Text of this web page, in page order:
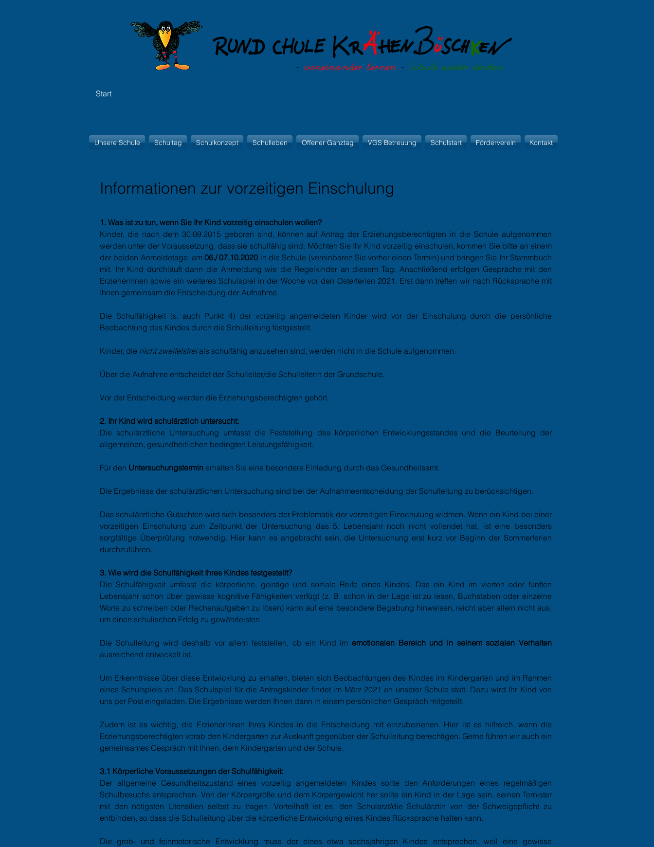
Start
Unsere Schule Schultag Schulkonzept Schulleben Offener Ganztag VGS Betreuung Schulstart Förderverein Kontakt
Informationen zur vorzeitigen Einschulung
1. Was ist zu tun, wenn Sie Ihr Kind vorzeitig einschulen wollen?
Kinder, die nach dem 30.09.2015 geboren sind, können auf Antrag der Erziehungsberechtigten in die Schule aufgenommen
werden unter der Voraussetzung, dass sie schulfähig sind. Möchten Sie Ihr Kind vorzeitig einschulen, kommen Sie bitte an einem
der beiden Anmeldetage, am06./ 07.10.2020 in die Schule (vereinbaren Sie vorher einen Termin) und bringen Sie Ihr Stammbuch
mit. Ihr Kind durchläuft dann die Anmeldung wie die Regelkinder an diesem Tag. Anschließend erfolgen Gespräche mit den
Erzieherinnen sowie ein weiteres Schulspiel in der Woche vor den Osterferien 2021. Erst dann treffen wir nach Rücksprache mit
Ihnen gemeinsam die Entscheidung der Aufnahme.
Die Schulfähigkeit (s. auch Punkt 4) der vorzeitig angemeldeten Kinder wird vor der Einschulung durch die persönliche
Beobachtung des Kindes durch die Schulleitung festgestellt.
Kinder, die nicht zweifelsfreials schulfähig anzusehen sind, werden nicht in die Schule aufgenommen.
Über die Aufnahme entscheidet der Schulleiter/die Schulleiterin der Grundschule.
Vor der Entscheidung werden die Erziehungsberechtigten gehört.
2. Ihr Kind wird schulärztlich untersucht:
Die schulärztliche Untersuchung umfasst die Feststellung des körperlichen Entwicklungsstandes und die Beurteilung der
allgemeinen, gesundheitlichen bedingten Leistungsfähigkeit.
Für den Untersuchungstermin erhalten Sie eine besondere Einladung durch das Gesundheitsamt.
Die Ergebnisse der schulärztlichen Untersuchung sind bei der Aufnahmeentscheidung der Schulleitung zu berücksichtigen.
Das schulärztliche Gutachten wird sich besonders der Problematik der vorzeitigen Einschulung widmen. Wenn ein Kind bei einer
vorzeitigen Einschulung zum Zeitpunkt der Untersuchung das 5. Lebensjahr noch nicht vollendet hat, ist eine besonders
sorgfältige Überprüfung notwendig. Hier kann es angebracht sein, die Untersuchung erst kurz vor Beginn der Sommerferien
durchzuführen.
3. Wie wird die Schulfähigkeit Ihres Kindes festgestellt?
Die Schulfähigkeit umfasst die körperliche, geistige und soziale Reife eines Kindes. Das ein Kind im vierten oder fünften
Lebensjahr schon über gewisse kognitive Fähigkeiten verfügt (z. B. schon in der Lage ist zu lesen, Buchstaben oder einzelne
Worte zu schreiben oder Rechenaufgaben zu lösen) kann auf eine besondere Begabung hinweisen, reicht aber allein nicht aus,
um einen schulischen Erfolg zu gewährleisten.
Die Schulleitung wird deshalb vor allem feststellen, ob ein Kind imemotionalen Bereich und in seinem sozialen Verhalten
ausreichend entwickelt ist.
Um Erkenntnisse über diese Entwicklung zu erhalten, bieten sich Beobachtungen des Kindes im Kindergarten und im Rahmen
eines Schulspiels an. DasSchulspiel für die Antragskinder findet im März 2021 an unserer Schule statt. Dazu wird Ihr Kind von
uns per Post eingeladen. Die Ergebnisse werden Ihnen dann in einem persönlichen Gespräch mitgeteilt.
Zudem ist es wichtig, die Erzieherinnen Ihres Kindes in die Entscheidung mit einzubeziehen. Hier ist es hilfreich, wenn die
Erziehungsberechtigten vorab den Kindergarten zur Auskunft gegenüber der Schulleitung berechtigen. Gerne führen wir auch ein
gemeinsames Gespräch mit Ihnen, dem Kindergarten und der Schule.
3.1 Körperliche Voraussetzungen der Schulfähigkeit:
Der allgemeine Gesundheitszustand eines vorzeitig angemeldeten Kindes sollte den Anforderungen eines regelmäßigen
Schulbesuchs entsprechen. Von der Körpergröße und dem Körpergewicht her sollte ein Kind in der Lage sein, seinen Tornister
mit den nötigsten Utensilien selbst zu tragen. Vorteilhaft ist es, den Schularzt/die Schulärztin von der Schweigepflicht zu
entbinden, so dass die Schulleitung über die körperliche Entwicklung eines Kindes Rücksprache halten kann.
Die grob- und feinmotorische Entwicklung muss der eines etwa sechsjährigen Kindes entsprechen, weil eine gewisse